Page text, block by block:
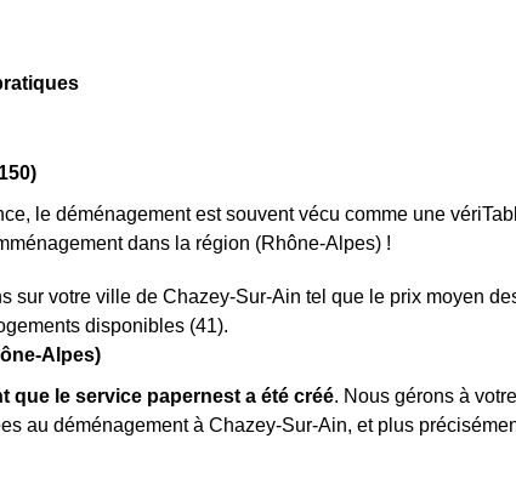
le déménagement est souvent vécu comme une
dans la région (Rhône-Alpes) !
sur votre ville de Chazey-Sur-Ain tel que le prix moyen
disponibles (41).
Alpes)
que le service papernest a été créé. Nous gérons à
au déménagement à Chazey-Sur-Ain, et plus